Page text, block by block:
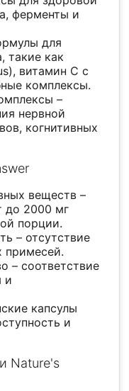
ферменты и
для
такие как
витамин C с
комплексы.
–
нервной
когнитивных
веществ –
до 2000 мг
порции.
– отсутствие
примесей.
– соответствие
и
капсулы
и
Nature's